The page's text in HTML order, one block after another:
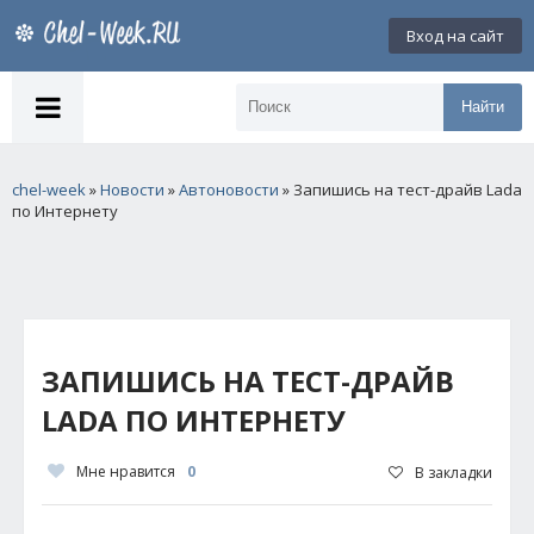
Вход на сайт
Найти
chel-week»Новости »Автоновости » Запишись на тест-драйв Lada
по Интернету
ЗАПИШИСЬ НА ТЕСТ-ДРАЙВ
LADA ПО ИНТЕРНЕТУ
Мне нравится 0 В закладки